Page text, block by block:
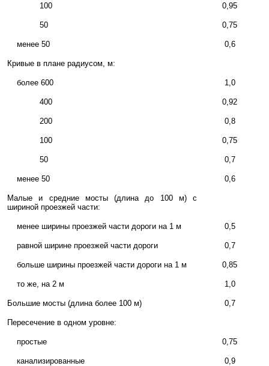
100 0,95
50 0,75
менее 50 0,6
Кривые в плане радиусом, м:
более 600 1,0
400 0,92
200 0,8
100 0,75
50 0,7
менее 50 0,6
Малые и средние мосты (длина до 100 м) с
шириной проезжей части:
менее ширины проезжей части дороги на 1 м 0,5
равной ширине проезжей части дороги 0,7
больше ширины проезжей части дороги на 1 м 0,85
то же, на 2 м 1,0
Большие мосты (длина более 100 м) 0,7
Пересечение в одном уровне:
простые 0,75
канализированные 0,9